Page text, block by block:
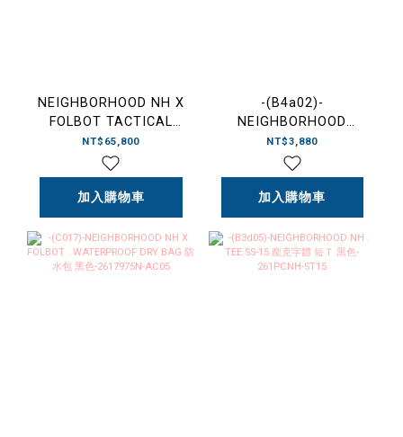
NEIGHBORHOOD NH X
FOLBOT TACTICAL
FOLDING SUP NBHD 充
氣式 立式划槳
板-2617975N-AC01
NT$65,800
加入購物車
-(B4a02)-
NEIGHBORHOOD
PIGMENT DYED
CREWNECK SS 水洗 電
繡 LOGO 短Ｔ 黑色/灰
色/藍色-261FPNH-
CSM13
NT$3,880
加入購物車